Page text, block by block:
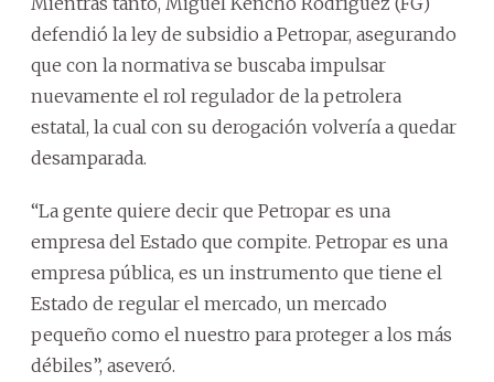
defendió la ley de subsidio a Petropar, asegurando
que con la normativa se buscaba impulsar
nuevamente el rol regulador de la petrolera
estatal, la cual con su derogación volvería a quedar
desamparada.
“La gente quiere decir que Petropar es una
empresa del Estado que compite. Petropar es una
empresa pública, es un instrumento que tiene el
Estado de regular el mercado, un mercado
pequeño como el nuestro para proteger a los más
débiles”, aseveró.